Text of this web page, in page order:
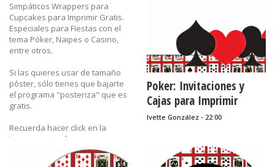
Simpáticos Wrappers para
Cupcakes para Imprimir Gratis.
Especiales para Fiestas con el
tema Póker, Naipes o Casino,
entre otros.
Si las quieres usar de tamaño
póster, sólo tienes que bajarte
el programa "posteriza" que es
gratis.
Recuerda hacer click en la
imagen antes de
guardarla para que se guarde
con su mejor calidad.
Poker: Invitaciones y
Cajas para Imprimir
Gratis.
Ivette González - 22:00